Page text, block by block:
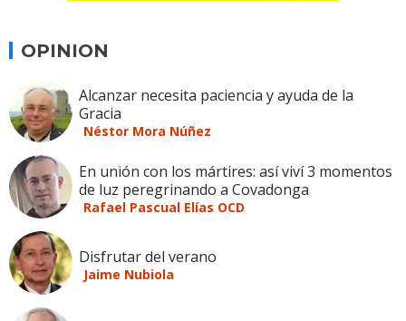
OPINION
Alcanzar necesita paciencia y ayuda de la
Gracia
Néstor Mora Núñez
En unión con los mártires: así viví 3 momentos
de luz peregrinando a Covadonga
Rafael Pascual Elías OCD
Disfrutar del verano
Jaime Nubiola